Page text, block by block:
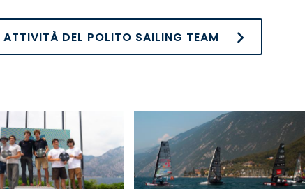
DEL POLITO SAILING TEAM